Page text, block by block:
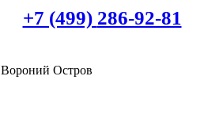
+7 (499) 286-92-81
Вороний Остров